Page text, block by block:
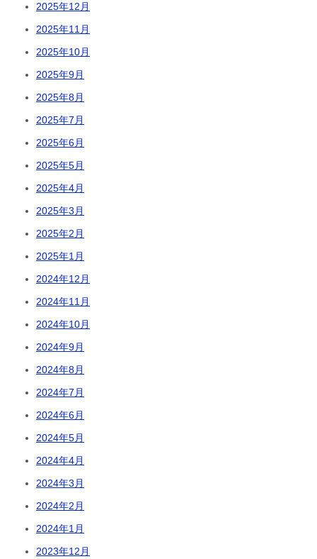
2025年12月
2025年11月
2025年10月
2025年9月
2025年8月
2025年7月
2025年6月
2025年5月
2025年4月
2025年3月
2025年2月
2025年1月
2024年12月
2024年11月
2024年10月
2024年9月
2024年8月
2024年7月
2024年6月
2024年5月
2024年4月
2024年3月
2024年2月
2024年1月
2023年12月